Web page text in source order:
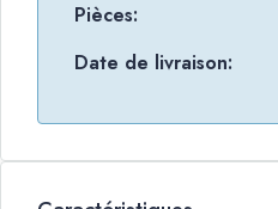
Pièces:
Date de livraison: